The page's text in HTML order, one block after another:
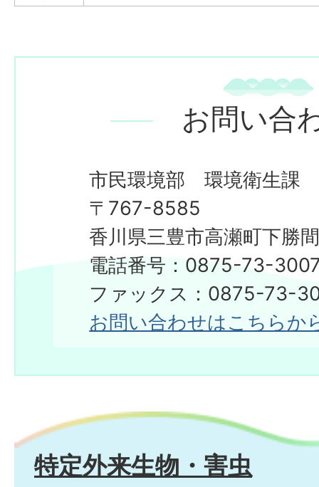
お問い合
市民環境部 環境衛生課
〒767-8585
香川県三豊市高瀬町下勝
電話番号：0875-73-
ファックス：0875-73-
お問い合わせはこちらか
特定外来生物・害虫